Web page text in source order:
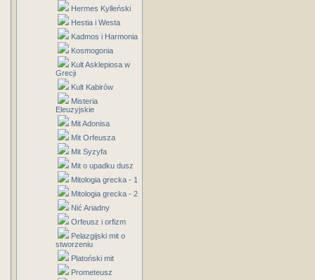
Hermes Kylleński
Hestia i Westa
Kadmos i Harmonia
Kosmogonia
Kult Asklepiosa w
Grecji
Kult Kabirów
Misteria
Eleuzyjskie
Mit Adonisa
Mit Orfeusza
Mit Syzyfa
Mit o upadku dusz
Mitologia grecka - 1
Mitologia grecka - 2
Nić Ariadny
Orfeusz i orfizm
Pelazgijski mit o
stworzeniu
Platoński mit
Prometeusz